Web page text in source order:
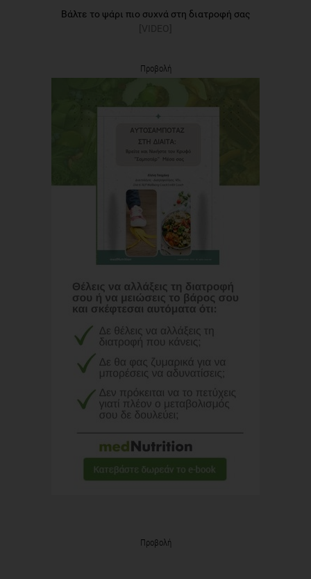
Βάλτε το ψάρι πιο συχνά στη διατροφή σας
[VIDEO]
Προβολή
Προβολή